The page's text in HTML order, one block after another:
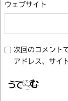
ウェブサイト
次回のコメント
アドレス、サイ